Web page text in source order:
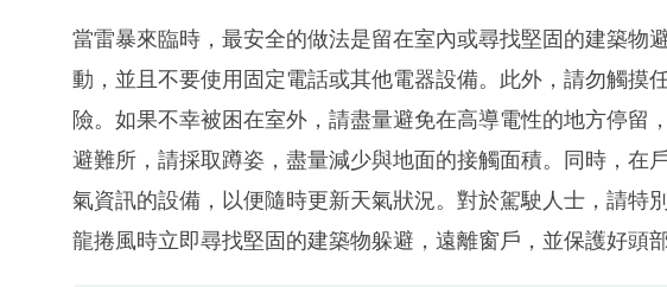
當雷暴來臨時，最安全的做法是留在室內或尋找堅固的建築物
動，並且不要使用固定電話或其他電器設備。此外，請勿觸摸
險。如果不幸被困在室外，請盡量避免在高導電性的地方停留
避難所，請採取蹲姿，盡量減少與地面的接觸面積。同時，在
氣資訊的設備，以便隨時更新天氣狀況。對於駕駛人士，請特
龍捲風時立即尋找堅固的建築物躲避，遠離窗戶，並保護好頭部